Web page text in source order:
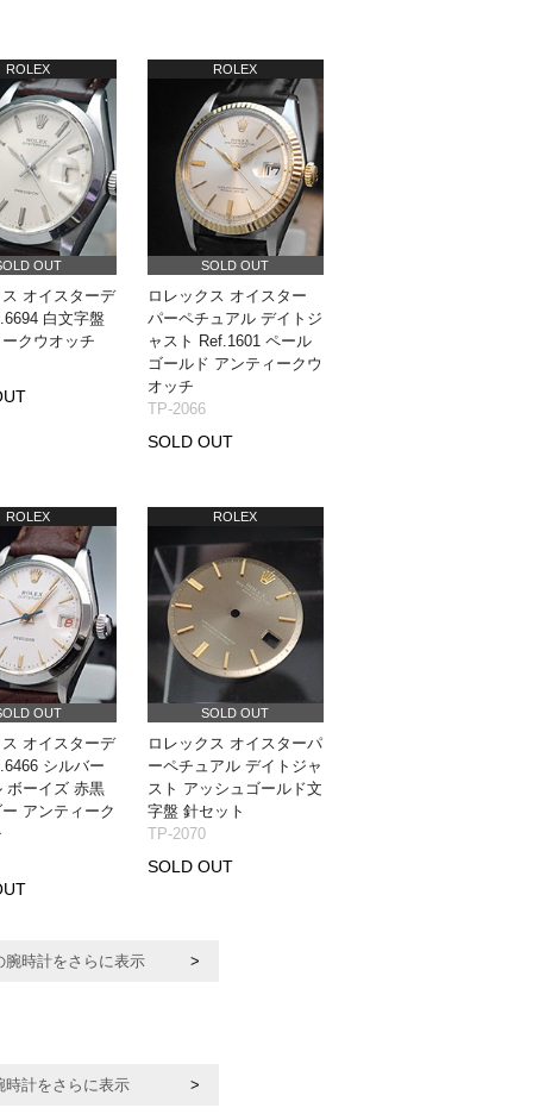
ROLEX
OUT
ス オイスターデ
白文字盤
クウオッチ
ROLEX
SOLD OUT
ロレックス オイスター
パーペチュアル デイトジ
ャスト Ref.1601 ペール
ゴールド アンティークウ
オッチ
TP-2066
SOLD OUT
ROLEX
OUT
ス オイスターデ
シルバー
ボーイズ 赤黒
アンティーク
ROLEX
SOLD OUT
ロレックス オイスターパ
ーペチュアル デイトジャ
スト アッシュゴールド文
字盤 針セット
TP-2070
SOLD OUT
腕時計をさらに表示
時計をさらに表示